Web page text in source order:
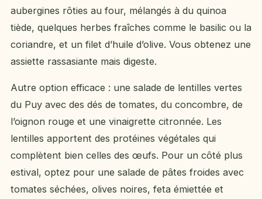
aubergines rôties au four, mélangés à du quinoa
tiède, quelques herbes fraîches comme le basilic ou la
coriandre, et un filet d’huile d’olive. Vous obtenez une
assiette rassasiante mais digeste.
Autre option efficace : une salade de lentilles vertes
du Puy avec des dés de tomates, du concombre, de
l’oignon rouge et une vinaigrette citronnée. Les
lentilles apportent des protéines végétales qui
complètent bien celles des œufs. Pour un côté plus
estival, optez pour une salade de pâtes froides avec
tomates séchées, olives noires, feta émiettée et